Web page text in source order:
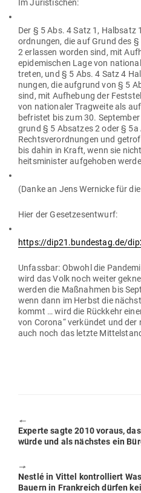
Im ​Juris­ti­schen:
Der § 5 Abs. 4 Satz 1, Halbsatz
ord­nungen, die auf Grund des
2 erlassen worden sind, mit
epi­de­mi­schen Lage von
treten, und § 5 Abs. 4 Satz 4
nungen, die auf­grund von § 5
sind, mit Auf­hebung der
von natio­naler Trag­weite als
befristet bis zum 30.
grund § 5 Absatzes 2 oder § 5a
Rechts­ver­ord­nungen und
bis dahin in Kraft, wenn sie
heits­mi­nister auf­ge­hoben
(​Danke an Jens Wer­nicke für
Hier der Gesetzesentwurf:
https://dip21.bundestag.de/
Unfassbar: Obwohl die
wird das Volk noch weiter
werden die Maß­nahmen bis
wenn dann im Herbst die
kommt … wird die Rückkehr
von Corona“ ver­kündet und
auch noch das letzte
🠔
Previous
post:
Experte sagte 2010 voraus,
würde und als nächstes ein
🠖
Next
post:
Nestlé in Vittel kon­trol­liert
Bauern in Frank­reich dürfen